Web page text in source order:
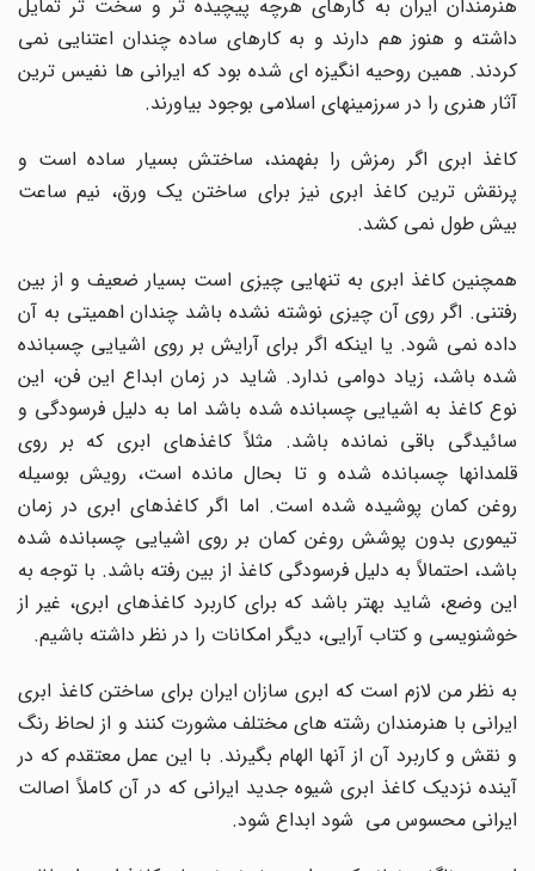
هنرمندان ایران به کارهای هرچه پیچیده تر و سخت تر تمایل
داشته و هنوز هم دارند و به کارهای ساده چندان اعتنایی نمی
کردند. همین روحیه انگیزه ای شده بود که ایرانی ها نفیس ترین
آثار هنری را در سرزمینهای اسلامی بوجود بیاورند.
کاغذ ابری اگر رمزش را بفهمند، ساختش بسیار ساده است و
پرنقش ترین کاغذ ابری نیز برای ساختن یک ورق، نیم ساعت
بیش طول نمی کشد.
همچنین کاغذ ابری به تنهایی چیزی است بسیار ضعیف و از بین
رفتنی. اگر روی آن چیزی نوشته نشده باشد چندان اهمیتی به آن
داده نمی شود. یا اینکه اگر برای آرایش بر روی اشیایی چسبانده
شده باشد، زیاد دوامی ندارد. شاید در زمان ابداع این فن، این
نوع کاغذ به اشیایی چسبانده شده باشد اما به دلیل فرسودگی و
سائیدگی باقی نمانده باشد. مثلاً کاغذهای ابری که بر روی
قلمدانها چسبانده شده و تا بحال مانده است، رویش بوسیله
روغن کمان پوشیده شده است. اما اگر کاغذهای ابری در زمان
تیموری بدون پوشش روغن کمان بر روی اشیایی چسبانده شده
باشد، احتمالاً به دلیل فرسودگی کاغذ از بین رفته باشد. با توجه به
این وضع، شاید بهتر باشد که برای کاربرد کاغذهای ابری، غیر از
خوشنویسی و کتاب آرایی، دیگر امکانات را در نظر داشته باشیم.
به نظر من لازم است که ابری سازان ایران برای ساختن کاغذ ابری
ایرانی با هنرمندان رشته های مختلف مشورت کنند و از لحاظ رنگ
و نقش و کاربرد آن از آنها الهام بگیرند. با این عمل معتقدم که در
آینده نزدیک کاغذ ابری شیوه جدید ایرانی که در آن کاملاً اصالت
ایرانی محسوس می شود ابداع شود.